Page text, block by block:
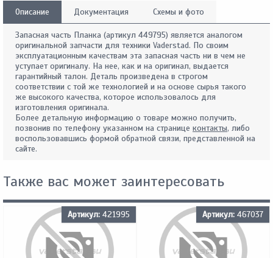
Описание Документация Схемы и фото
Запасная часть Планка (артикул 449795) является аналогом
оригинальной запчасти для техники Vaderstad. По своим
эксплуатационным качествам эта запасная часть ни в чем не
уступает оригиналу. На нее, как и на оригинал, выдается
гарантийный талон. Деталь произведена в строгом
соответствии с той же технологией и на основе сырья такого
же высокого качества, которое использовалось для
изготовления оригинала.
Более детальную информацию о товаре можно получить,
позвонив по телефону указанном на странице контакты, либо
воспользовавшись формой обратной связи, представленной на
сайте.
Также вас может заинтересовать
Артикул: 421995 Артикул: 467037